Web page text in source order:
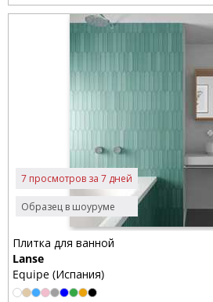
Образец в шоуруме
7 просмотров за 7 дней
Плитка для ванной
Lanse
Equipe (Испания)